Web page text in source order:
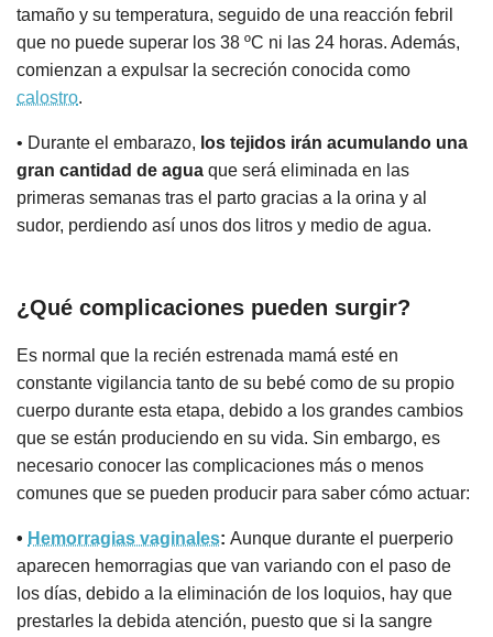
tamaño y su temperatura, seguido de una reacción febril
que no puede superar los 38 ºC ni las 24 horas. Además,
comienzan a expulsar la secreción conocida como
calostro.
• Durante el embarazo, los tejidos irán acumulando una
gran cantidad de agua que será eliminada en las
primeras semanas tras el parto gracias a la orina y al
sudor, perdiendo así unos dos litros y medio de agua.
¿Qué complicaciones pueden surgir?
Es normal que la recién estrenada mamá esté en
constante vigilancia tanto de su bebé como de su propio
cuerpo durante esta etapa, debido a los grandes cambios
que se están produciendo en su vida. Sin embargo, es
necesario conocer las complicaciones más o menos
comunes que se pueden producir para saber cómo actuar:
• Hemorragias vaginales: Aunque durante el puerperio
aparecen hemorragias que van variando con el paso de
los días, debido a la eliminación de los loquios, hay que
prestarles la debida atención, puesto que si la sangre